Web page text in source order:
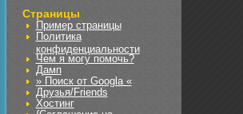
Страницы
Пример страницы
Политика
конфиденциальности
Чем я могу помочь?
Дамп
» Поиск от Googla «
Друзья/Friends
Хостинг